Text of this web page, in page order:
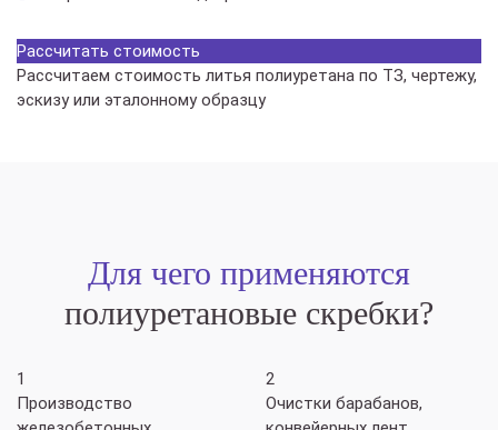
Рассчитать стоимость
Рассчитаем стоимость литья полиуретана по ТЗ, чертежу,
эскизу или эталонному образцу
Для чего применяются
полиуретановые скребки?
1
Производство
2
Очистки барабанов,